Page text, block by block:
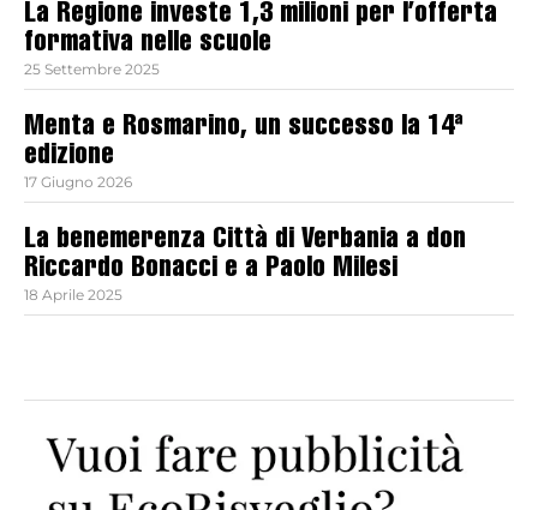
La Regione investe 1,3 milioni per l’offerta
formativa nelle scuole
25 Settembre 2025
Menta e Rosmarino, un successo la 14ª
edizione
17 Giugno 2026
La benemerenza Città di Verbania a don
Riccardo Bonacci e a Paolo Milesi
18 Aprile 2025